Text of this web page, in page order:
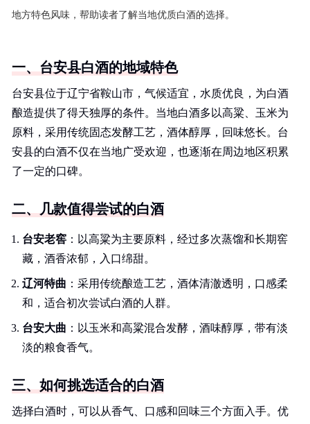
地方特色风味，帮助读者了解当地优质白酒的选择。
一、台安县白酒的地域特色
台安县位于辽宁省鞍山市，气候适宜，水质优良，为白酒
酿造提供了得天独厚的条件。当地白酒多以高粱、玉米为
原料，采用传统固态发酵工艺，酒体醇厚，回味悠长。台
安县的白酒不仅在当地广受欢迎，也逐渐在周边地区积累
了一定的口碑。
二、几款值得尝试的白酒
台安老窖 ：以高粱为主要原料，经过多次蒸馏和长期窖
藏，酒香浓郁，入口绵甜。
辽河特曲 ：采用传统酿造工艺，酒体清澈透明，口感柔
和，适合初次尝试白酒的人群。
台安大曲 ：以玉米和高粱混合发酵，酒味醇厚，带有淡
淡的粮食香气。
三、如何挑选适合的白酒
选择白酒时，可以从香气、口感和回味三个方面入手。优